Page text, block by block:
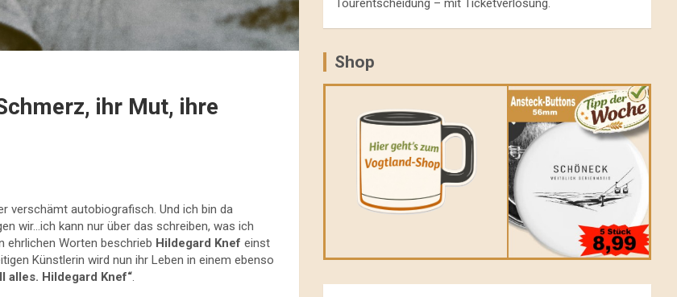
ihr Mut, ihre
verschämt autobiografisch. Und ich bin da
wir…ich kann nur über das schreiben, was ich
ehrlichen Worten beschrieb Hildegard Knef einst
Künstlerin wird nun ihr Leben in einem ebenso
alles. Hildegard Knef“
Shop